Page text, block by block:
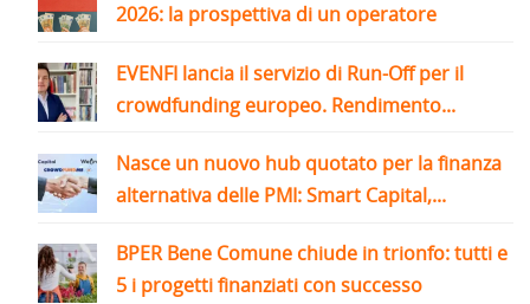
2026: la prospettiva di un operatore
EVENFI lancia il servizio di Run-Off per il
crowdfunding europeo. Rendimento...
Nasce un nuovo hub quotato per la finanza
alternativa delle PMI: Smart Capital,...
BPER Bene Comune chiude in trionfo: tutti e
5 i progetti finanziati con successo